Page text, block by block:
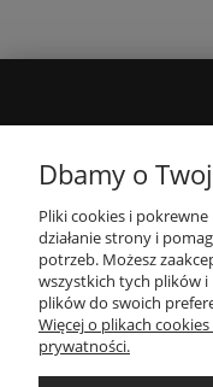
Dbamy o
Pliki cookies i
działanie strony i
potrzeb. Możesz
wszystkich tych plików
plików do swoich
Więcej o plikach
prywatności.